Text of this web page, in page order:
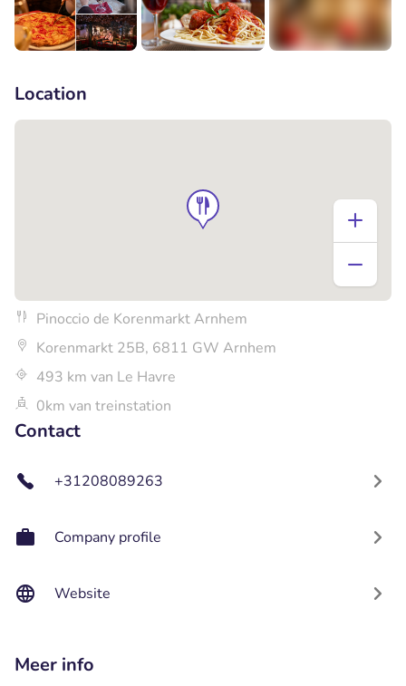
Location
Pinoccio de Korenmarkt Arnhem
Korenmarkt 25B, 6811 GW Arnhem
493 km van Le Havre
0km van treinstation
Contact
+31208089263
Company profile
Website
Meer info